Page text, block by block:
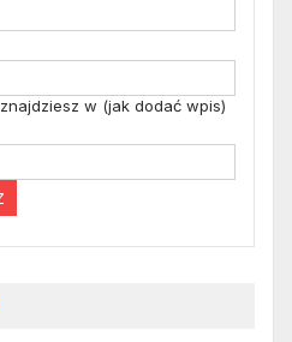
w (jak dodać wpis)